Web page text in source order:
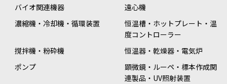
バイオ関連機器
遠心機
濃縮機・冷却機・循環装置
恒温槽・ホットプレート・温
度コントローラー
撹拌機・粉砕機
恒温器・乾燥器・電気炉
ポンプ
顕微鏡・ルーペ・標本作成関
連製品・UV照射装置